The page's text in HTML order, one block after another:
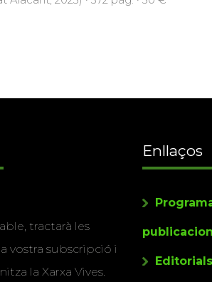
tractarà les
vostra subscripció i
la Xarxa Vives.
Enllaços